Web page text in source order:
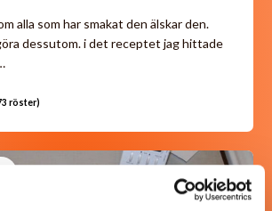
alla som har smakat den älskar den.
dessutom. i det receptet jag hittade